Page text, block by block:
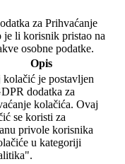
za Prihvaćanje
li korisnik pristao na
osobne podatke.
Opis
kolačić je postavljen
dodatka za
kolačića. Ovaj
se koristi za
privole korisnika
u kategoriji